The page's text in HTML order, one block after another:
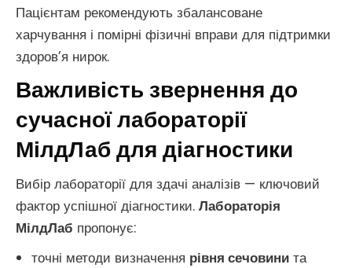
Пацієнтам рекомендують збалансоване
харчування і помірні фізичні вправи для підтримки
здоров’я нирок.
Важливість звернення до
сучасної лабораторії
МілдЛаб для діагностики
Вибір лабораторії для здачі аналізів — ключовий
фактор успішної діагностики. Лабораторія
МілдЛаб пропонує:
точні методи визначення рівня сечовини та